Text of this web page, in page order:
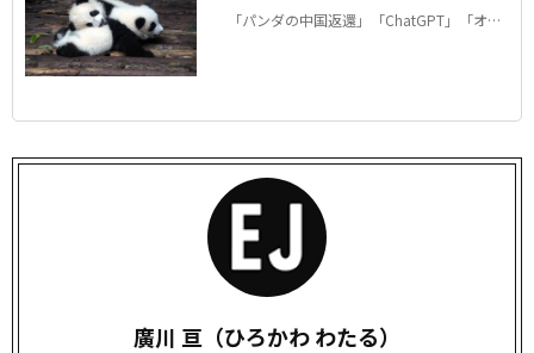
「パンダの中国返還」「ChatGPT」「オゾ
廣川 亘（ひろかわ わたる）